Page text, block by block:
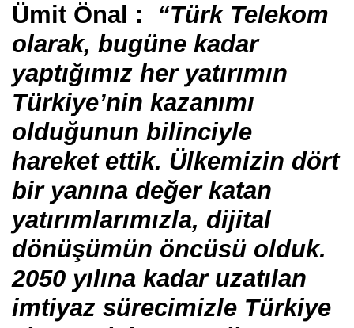
Ümit Önal : “Türk Telekom
olarak, bugüne kadar
yaptığımız her yatırımın
Türkiye’nin kazanımı
olduğunun bilinciyle
hareket ettik. Ülkemizin dört
bir yanına değer katan
yatırımlarımızla, dijital
dönüşümün öncüsü olduk.
2050 yılına kadar uzatılan
imtiyaz sürecimizle Türkiye